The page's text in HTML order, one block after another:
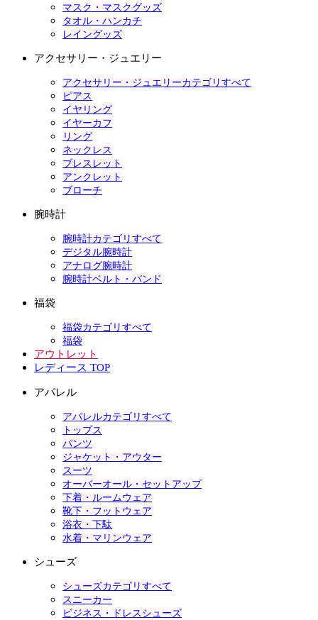
マスク・マスクグッズ
タオル・ハンカチ
レイングッズ
アクセサリー・ジュエリー
アクセサリー・ジュエリーカテゴリすべて
ピアス
イヤリング
イヤーカフ
リング
ネックレス
ブレスレット
アンクレット
ブローチ
腕時計
腕時計カテゴリすべて
デジタル腕時計
アナログ腕時計
腕時計ベルト・バンド
福袋
福袋カテゴリすべて
福袋
アウトレット
レディース TOP
アパレル
アパレルカテゴリすべて
トップス
パンツ
ジャケット・アウター
スーツ
オーバーオール・セットアップ
下着・ルームウェア
靴下・フットウェア
浴衣・下駄
水着・マリンウェア
シューズ
シューズカテゴリすべて
スニーカー
ビジネス・ドレスシューズ